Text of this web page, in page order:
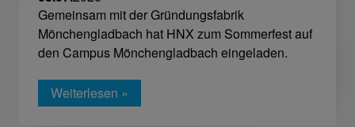
Gemeinsam mit der Gründungsfabrik
Mönchengladbach hat HNX zum Sommerfest auf
den Campus Mönchengladbach eingeladen.
Weiterlesen »